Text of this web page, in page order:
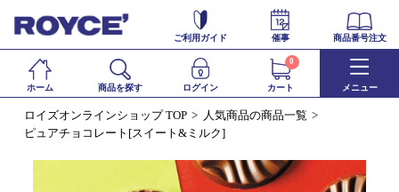
ご利用ガイド 催事 商品番号注文
ホーム 商品を探す ログイン カート
0
メニュー
ロイズオンラインショップ TOP
人気商品の商品一覧
ピュアチョコレート[スイート&ミルク]